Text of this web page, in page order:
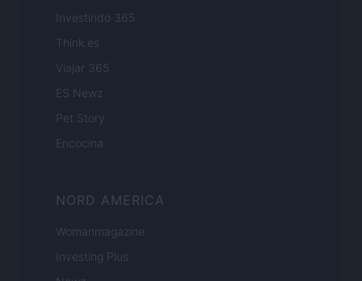
Investindo 365
Think.es
Viajar 365
ES Newz
Pet Story
Encocina
NORD AMERICA
Womanmagazine
Investing Plus